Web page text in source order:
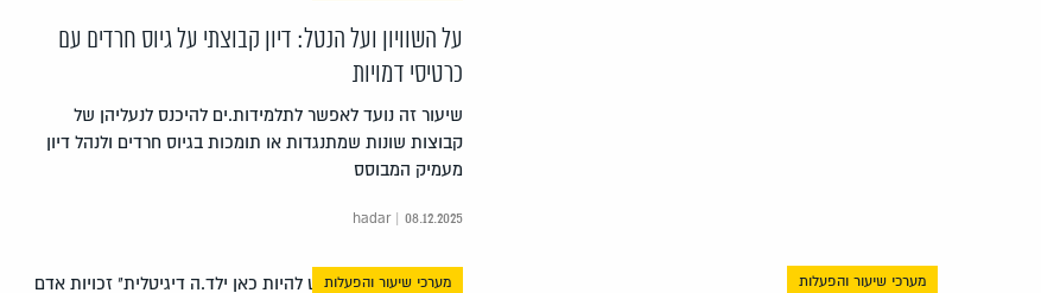
על השוויון ועל הנטל: דיון קבוצתי על גיוס חרדים עם
כרטיסי דמויות
שיעור זה נועד לאפשר לתלמידות.ים להיכנס לנעליהן של
קבוצות שונות שמתנגדות או תומכות בגיוס חרדים ולנהל דיון
מעמיק המבוסס
hadar | 08.12.2025
מערכי שיעור והפעלות מערכי שיעור והפעלות